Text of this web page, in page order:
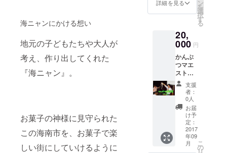
海ニャンにかける想い
地元の子どもたちや大人が
考え、作り出してくれた
『海ニャン』。
お菓子の神様に見守られた
この海南市を、お菓子で楽
しい街にしていけるように
まの健
康とご
祈祷を
おこ
なって
出荷い
たしま
す。
チェッ
の風味
のま
糖・酸
のバラ
ンスよ
く仕上
げて出
荷する
貯蔵み
かんで
す。 ま
た、橘
本神社
にて、
師紹
介
堀田理
沙（日
本アイ
シング
クッ
キー協
会 認定
講師）
近隣
（和歌
山市・
有田・
海南
市・岩
出市・
詳細を見る ン
を
選
択
す
る
20,
000 円
かんぶ
つマエ
ストロ
上級資
格をも
つ野田
智也さ
んに、
日本の
古来か
らの知
恵がつ
支援
者：
0人
お届
け予
定：
2017
年09
月
こ
の
リ